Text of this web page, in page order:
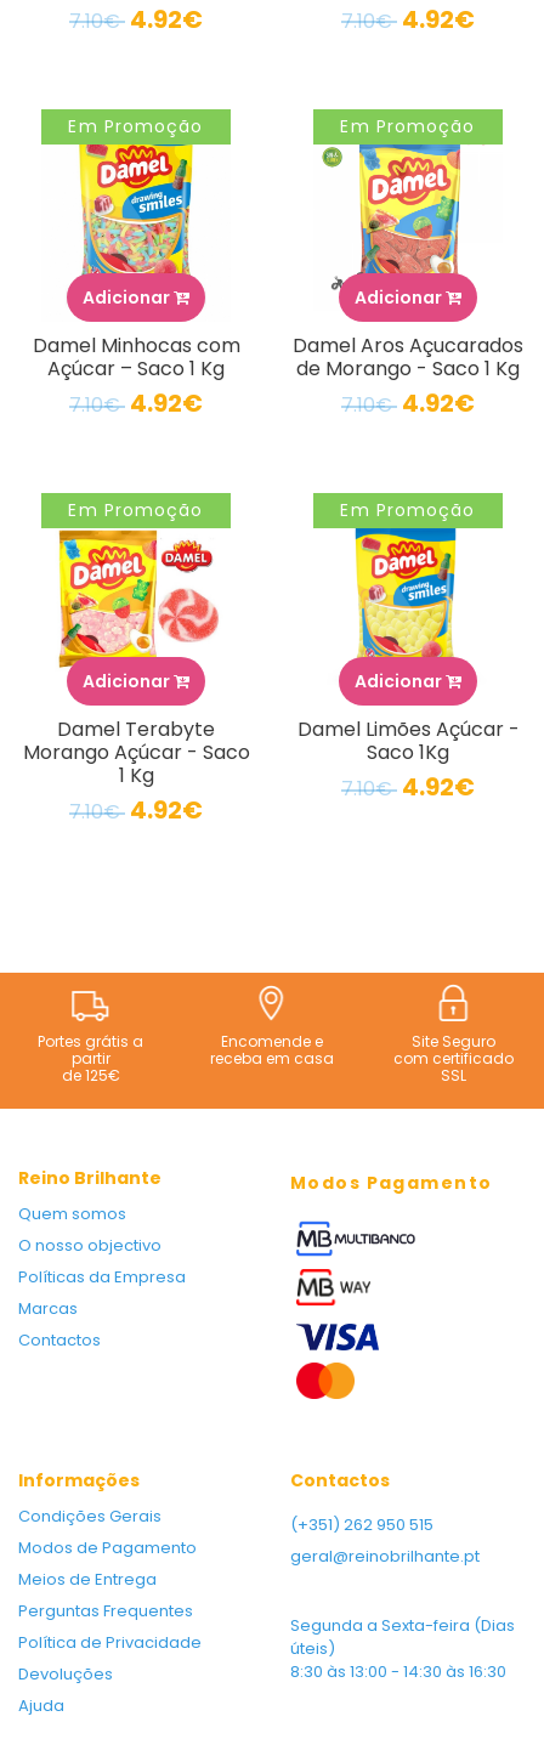
7.10€ 4.92€
7.10€ 4.92€
Em Promoção
Adicionar
Damel Minhocas com
Açúcar – Saco 1 Kg
7.10€ 4.92€
Em Promoção
Adicionar
Damel Aros Açucarados
de Morango - Saco 1 Kg
7.10€ 4.92€
Em Promoção
Adicionar
Damel Terabyte
Morango Açúcar - Saco
1 Kg
7.10€ 4.92€
Em Promoção
Adicionar
Damel Limões Açúcar -
Saco 1Kg
7.10€ 4.92€
Portes grátis a
partir
de 125€
Encomende e
receba em casa
Site Seguro
com certificado
SSL
Reino Brilhante
Quem somos
O nosso objectivo
Políticas da Empresa
Marcas
Contactos
Modos Pagamento
Informações
Condições Gerais
Modos de Pagamento
Meios de Entrega
Perguntas Frequentes
Política de Privacidade
Devoluções
Ajuda
Contactos
(+351) 262 950 515
geral@reinobrilhante.pt
Segunda a Sexta-feira (Dias
úteis)
8:30 às 13:00 - 14:30 às 16:30